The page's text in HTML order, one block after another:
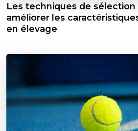
Les techniques de
améliorer les
en élevage